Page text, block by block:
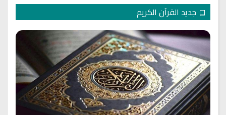
جديد القرآن الكريم